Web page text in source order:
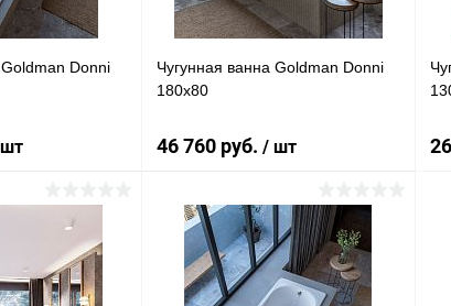
Donni
Сравнение
Чугунная ванна Goldman Donni
180x80
46 760 руб. / шт
В корзину
Купить в 1 клик Сравнение